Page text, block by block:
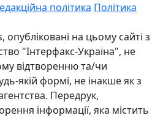
політика Політика
опубліковані на цьому сайті з
"Інтерфакс-Україна", не
відтворенню та/чи
якій формі, не інакше як з
Передрук,
інформації, яка містить